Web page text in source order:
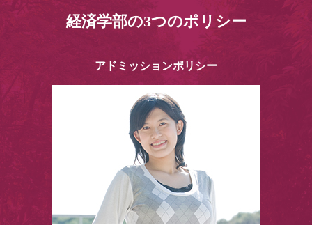
経済学部の3つのポリシー
アドミッションポリシー